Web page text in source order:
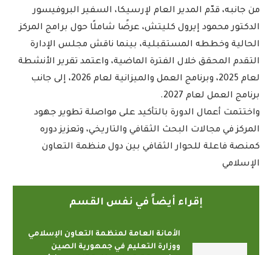
من جانبه، قدّم المدير العام لإرسيكا، السفير البروفيسور
الدكتور محمود إيرول كليتش، عرضًا شاملًا حول برامج المركز
الحالية وخططه المستقبلية، بينما ناقش مجلس الإدارة
التقدم المحقق خلال الفترة الماضية، واعتمد تقرير الأنشطة
لعام 2025، وبرنامج العمل والميزانية لعام 2026، إلى جانب
برنامج العمل لعام 2027.
واختتمت أعمال الدورة بالتأكيد على مواصلة تطوير جهود
المركز في مجالات البحث الثقافي والتاريخي، وتعزيز دوره
كمنصة فاعلة للحوار الثقافي بين دول منظمة التعاون
الإسلامي
إقراء أيضاً في نفس القسم
الأمانة العامة لمنظمة التعاون الإسلامي
ووزارة التعليم في جمهورية الصين